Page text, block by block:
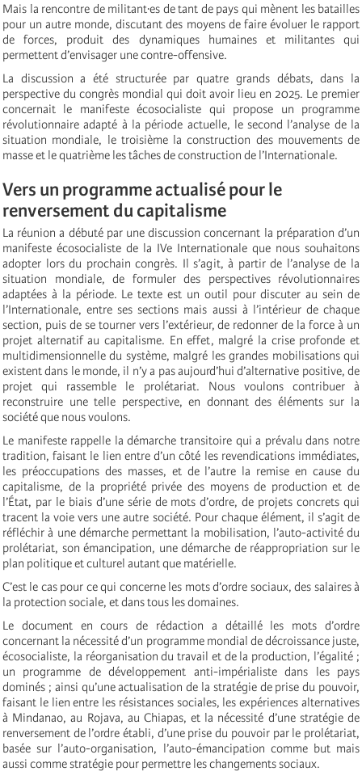
Mais la rencontre de militant·es de tant de pays qui mènent les batailles
pour un autre monde, discutant des moyens de faire évoluer le rapport
de forces, produit des dynamiques humaines et militantes qui
permettent d’envisager une contre-offensive.
La discussion a été structurée par quatre grands débats, dans la
perspective du congrès mondial qui doit avoir lieu en 2025. Le premier
concernait le manifeste écosocialiste qui propose un programme
révolutionnaire adapté à la période actuelle, le second l’analyse de la
situation mondiale, le troisième la construction des mouvements de
masse et le quatrième les tâches de construction de l’Internationale.
Vers un programme actualisé pour le
renversement du capitalisme
La réunion a débuté par une discussion concernant la préparation d’un
manifeste écosocialiste de la IVe Internationale que nous souhaitons
adopter lors du prochain congrès. Il s’agit, à partir de l’analyse de la
situation mondiale, de formuler des perspectives révolutionnaires
adaptées à la période. Le texte est un outil pour discuter au sein de
l’Internationale, entre ses sections mais aussi à l’intérieur de chaque
section, puis de se tourner vers l’extérieur, de redonner de la force à un
projet alternatif au capitalisme. En effet, malgré la crise profonde et
multidimensionnelle du système, malgré les grandes mobilisations qui
existent dans le monde, il n’y a pas aujourd’hui d’alternative positive, de
projet qui rassemble le prolétariat. Nous voulons contribuer à
reconstruire une telle perspective, en donnant des éléments sur la
société que nous voulons.
Le manifeste rappelle la démarche transitoire qui a prévalu dans notre
tradition, faisant le lien entre d’un côté les revendications immédiates,
les préoccupations des masses, et de l’autre la remise en cause du
capitalisme, de la propriété privée des moyens de production et de
l’État, par le biais d’une série de mots d’ordre, de projets concrets qui
tracent la voie vers une autre société. Pour chaque élément, il s’agit de
réfléchir à une démarche permettant la mobilisation, l’auto-activité du
prolétariat, son émancipation, une démarche de réappropriation sur le
plan politique et culturel autant que matérielle.
C’est le cas pour ce qui concerne les mots d’ordre sociaux, des salaires à
la protection sociale, et dans tous les domaines.
Le document en cours de rédaction a détaillé les mots d’ordre
concernant la nécessité d’un programme mondial de décroissance juste,
écosocialiste, la réorganisation du travail et de la production, l’égalité ;
un programme de développement anti-impérialiste dans les pays
dominés ; ainsi qu’une actualisation de la stratégie de prise du pouvoir,
faisant le lien entre les résistances sociales, les expériences alternatives
à Mindanao, au Rojava, au Chiapas, et la nécessité d’une stratégie de
renversement de l’ordre établi, d’une prise du pouvoir par le prolétariat,
basée sur l’auto-organisation, l’auto-émancipation comme but mais
aussi comme stratégie pour permettre les changements sociaux.